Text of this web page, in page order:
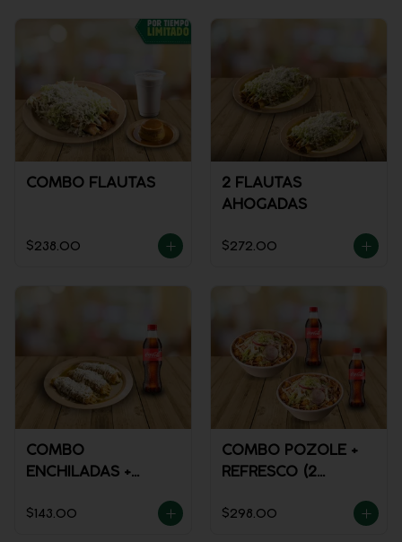
COMBO FLAUTAS
$238.00
2 FLAUTAS
AHOGADAS
$272.00
COMBO
ENCHILADAS +
$143.00
COMBO POZOLE +
REFRESCO (2
$298.00